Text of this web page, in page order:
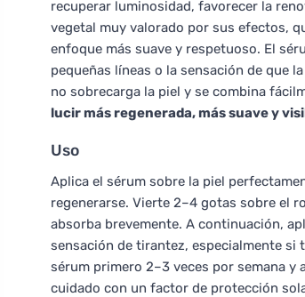
recuperar luminosidad, favorecer la
vegetal muy valorado por sus efectos,
enfoque más suave y respetuoso. El
pequeñas líneas o la sensación de que
no sobrecarga la piel y se combina
lucir más regenerada, más suave y
Uso
Aplica el sérum sobre la piel
regenerarse. Vierte 2–4 gotas sobre el
absorba brevemente. A continuación,
sensación de tirantez, especialmente si
sérum primero 2–3 veces por semana y
cuidado con un factor de protección